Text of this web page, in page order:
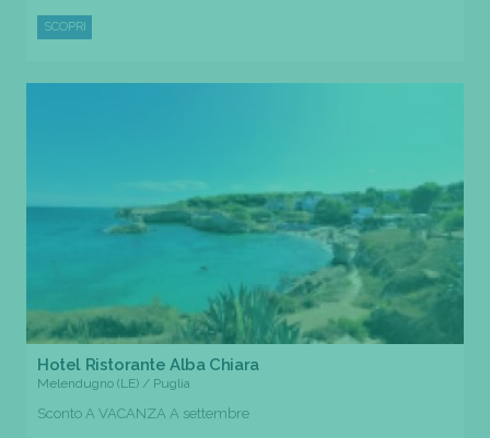
SCOPRI
Hotel Ristorante Alba Chiara
Melendugno (LE) / Puglia
Sconto A VACANZA A settembre